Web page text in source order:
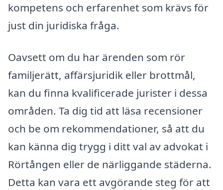
kompetens och erfarenhet som krävs för
just din juridiska fråga.
Oavsett om du har ärenden som rör
familjerätt, affärsjuridik eller brottmål,
kan du finna kvalificerade jurister i dessa
områden. Ta dig tid att läsa recensioner
och be om rekommendationer, så att du
kan känna dig trygg i ditt val av advokat i
Rörtången eller de närliggande städerna.
Detta kan vara ett avgörande steg för att